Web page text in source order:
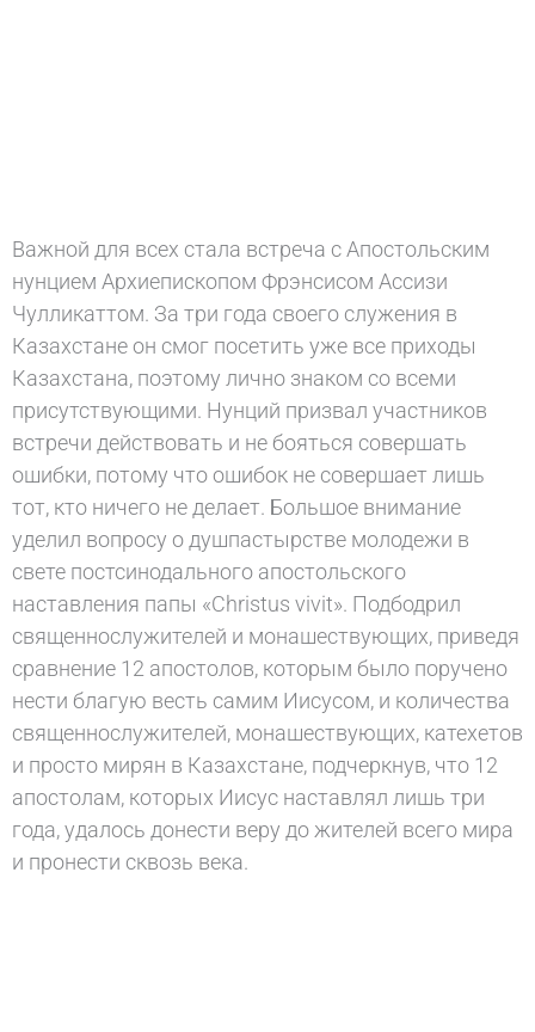
Важной для всех стала встреча с Апостольским
нунцием Архиепископом Фрэнсисом Ассизи
Чулликаттом. За три года своего служения в
Казахстане он смог посетить уже все приходы
Казахстана, поэтому лично знаком со всеми
присутствующими. Нунций призвал участников
встречи действовать и не бояться совершать
ошибки, потому что ошибок не совершает лишь
тот, кто ничего не делает. Большое внимание
уделил вопросу о душпастырстве молодежи в
свете постсинодального апостольского
наставления папы «Christus vivit». Подбодрил
священнослужителей и монашествующих, приведя
сравнение 12 апостолов, которым было поручено
нести благую весть самим Иисусом, и количества
священнослужителей, монашествующих, катехетов
и просто мирян в Казахстане, подчеркнув, что 12
апостолам, которых Иисус наставлял лишь три
года, удалось донести веру до жителей всего мира
и пронести сквозь века.